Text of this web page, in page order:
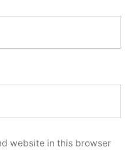
website in this browser